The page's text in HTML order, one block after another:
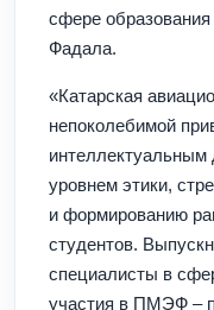
сфере
Фадала.
«Катарская
непоколебимой
уровнем этики,
и формированию
студентов.
специалисты в
участия в ПМЭФ –